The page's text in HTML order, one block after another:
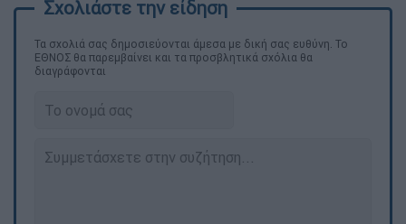
Τα σχολιά σας δημοσιεύονται άμεσα με δική σας ευθύνη. Το
ΕΘΝΟΣ θα παρεμβαίνει και τα προσβλητικά σχόλια θα
διαγράφονται